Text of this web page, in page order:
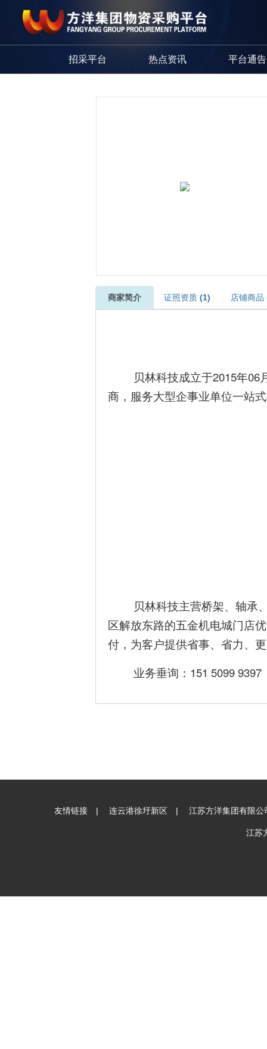
招采平台 热点资讯 平台通告
商家简介 证照资质 (1) 店铺商品
贝林科技成立于2015年06
商， 服务大型企事业单位一站
贝林科技主营桥架、轴承
区解放东路的五金机电城门店
付，为客户提供省事、省力、
业务垂询：151 5099
友情链接 | 连云港徐圩新区 | 江苏方洋集团有限公
江苏